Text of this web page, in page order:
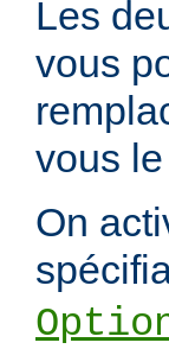
Les
vous
vous
On